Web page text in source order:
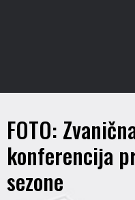
FOTO:
konferencija
sezone